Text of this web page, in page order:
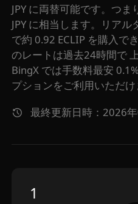
JPY に両替可能です。つ
JPY に相当します。リア
で約 0.92 ECLIP を購入で
のレートは過去24時間で
BingX では手数料最安
プションをご利用いただけ
最終更新日時：2026